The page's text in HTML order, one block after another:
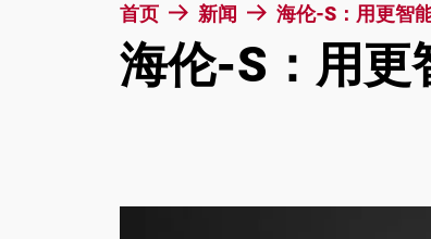
首页 新闻 海伦-S：用更智
海伦-S：用更
产品
支援
关于我们